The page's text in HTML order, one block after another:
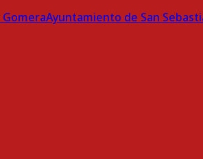
Ayuntamiento de San